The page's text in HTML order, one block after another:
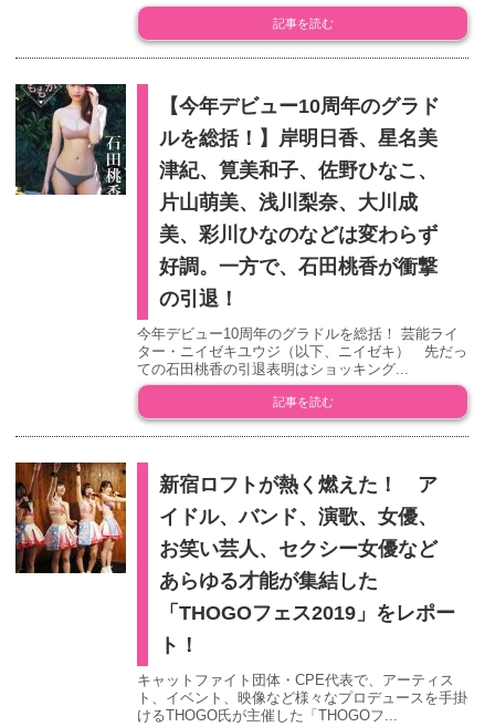
記事を読む
【今年デビュー10周年のグラド
ルを総括！】岸明日香、星名美
津紀、筧美和子、佐野ひなこ、
片山萌美、浅川梨奈、大川成
美、彩川ひなのなどは変わらず
好調。一方で、石田桃香が衝撃
の引退！
今年デビュー10周年のグラドルを総括！ 芸能ライ
ター・ニイゼキユウジ（以下、ニイゼキ） 先だっ
ての石田桃香の引退表明はショッキング...
記事を読む
新宿ロフトが熱く燃えた！ ア
イドル、バンド、演歌、女優、
お笑い芸人、セクシー女優など
あらゆる才能が集結した
「THOGOフェス2019」をレポー
ト！
キャットファイト団体・CPE代表で、アーティス
ト、イベント、映像など様々なプロデュースを手掛
けるTHOGO氏が主催した「THOGOフ...